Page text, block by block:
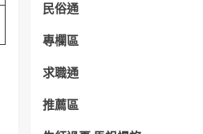
民俗通
專欄區
求職通
推薦區